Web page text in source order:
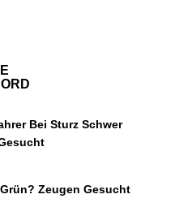
Bei Sturz Schwer
Zeugen Gesucht